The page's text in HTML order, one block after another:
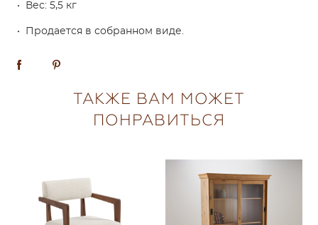
• Вес: 5,5 кг
• Продается в собранном виде.
ТАКЖЕ ВАМ МОЖЕТ
ПОНРАВИТЬСЯ